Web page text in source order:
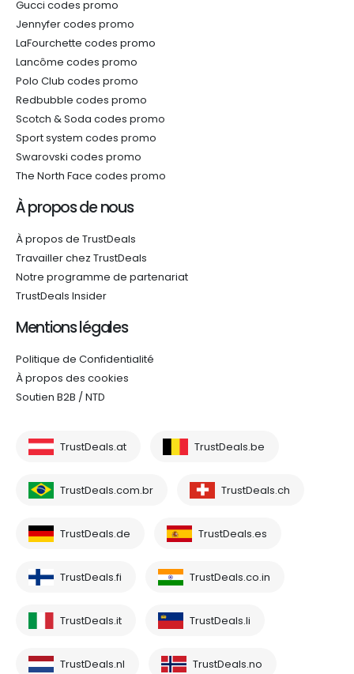
Gucci codes promo
Jennyfer codes promo
LaFourchette codes promo
Lancôme codes promo
Polo Club codes promo
Redbubble codes promo
Scotch & Soda codes promo
Sport system codes promo
Swarovski codes promo
The North Face codes promo
À propos de nous
À propos de TrustDeals
Travailler chez TrustDeals
Notre programme de partenariat
TrustDeals Insider
Mentions légales
Politique de Confidentialité
À propos des cookies
Soutien B2B / NTD
TrustDeals.at TrustDeals.be
TrustDeals.com.br TrustDeals.ch
TrustDeals.de TrustDeals.es
TrustDeals.fi TrustDeals.co.in
TrustDeals.it TrustDeals.li
TrustDeals.nl TrustDeals.no